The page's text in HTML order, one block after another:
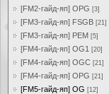
[FM2-гайд-яп] OPG [3]
[FM3-гайд-яп] FSGB [21]
[FM3-гайд-яп] PEM [5]
[FM4-гайд-яп] OG1 [20]
[FM4-гайд-яп] OGC [21]
[FM4-гайд-яп] OPG [21]
[FM5-гайд-яп] OG [12]